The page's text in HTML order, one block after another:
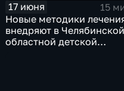
17 июня
15
Новые методики
внедряют в Челябинской
областной детской